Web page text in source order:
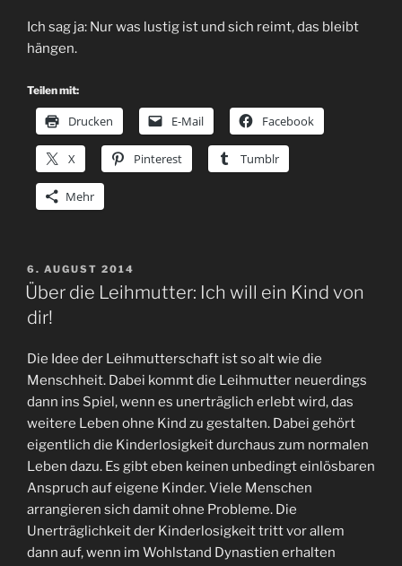
Ich sag ja: Nur was lustig ist und sich reimt, das bleibt
hängen.
Teilen mit:
Drucken E-Mail Facebook
X Pinterest Tumblr
Mehr
VERÖFFENTLICHT
AM
6. AUGUST 2014
Über die Leihmutter: Ich will ein Kind von
dir!
Die Idee der Leihmutterschaft ist so alt wie die
Menschheit. Dabei kommt die Leihmutter neuerdings
dann ins Spiel, wenn es unerträglich erlebt wird, das
weitere Leben ohne Kind zu gestalten. Dabei gehört
eigentlich die Kinderlosigkeit durchaus zum normalen
Leben dazu. Es gibt eben keinen unbedingt einlösbaren
Anspruch auf eigene Kinder. Viele Menschen
arrangieren sich damit ohne Probleme. Die
Unerträglichkeit der Kinderlosigkeit tritt vor allem
dann auf, wenn im Wohlstand Dynastien erhalten